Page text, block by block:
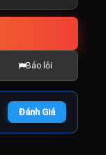
Báo lỗi
Đánh Giá